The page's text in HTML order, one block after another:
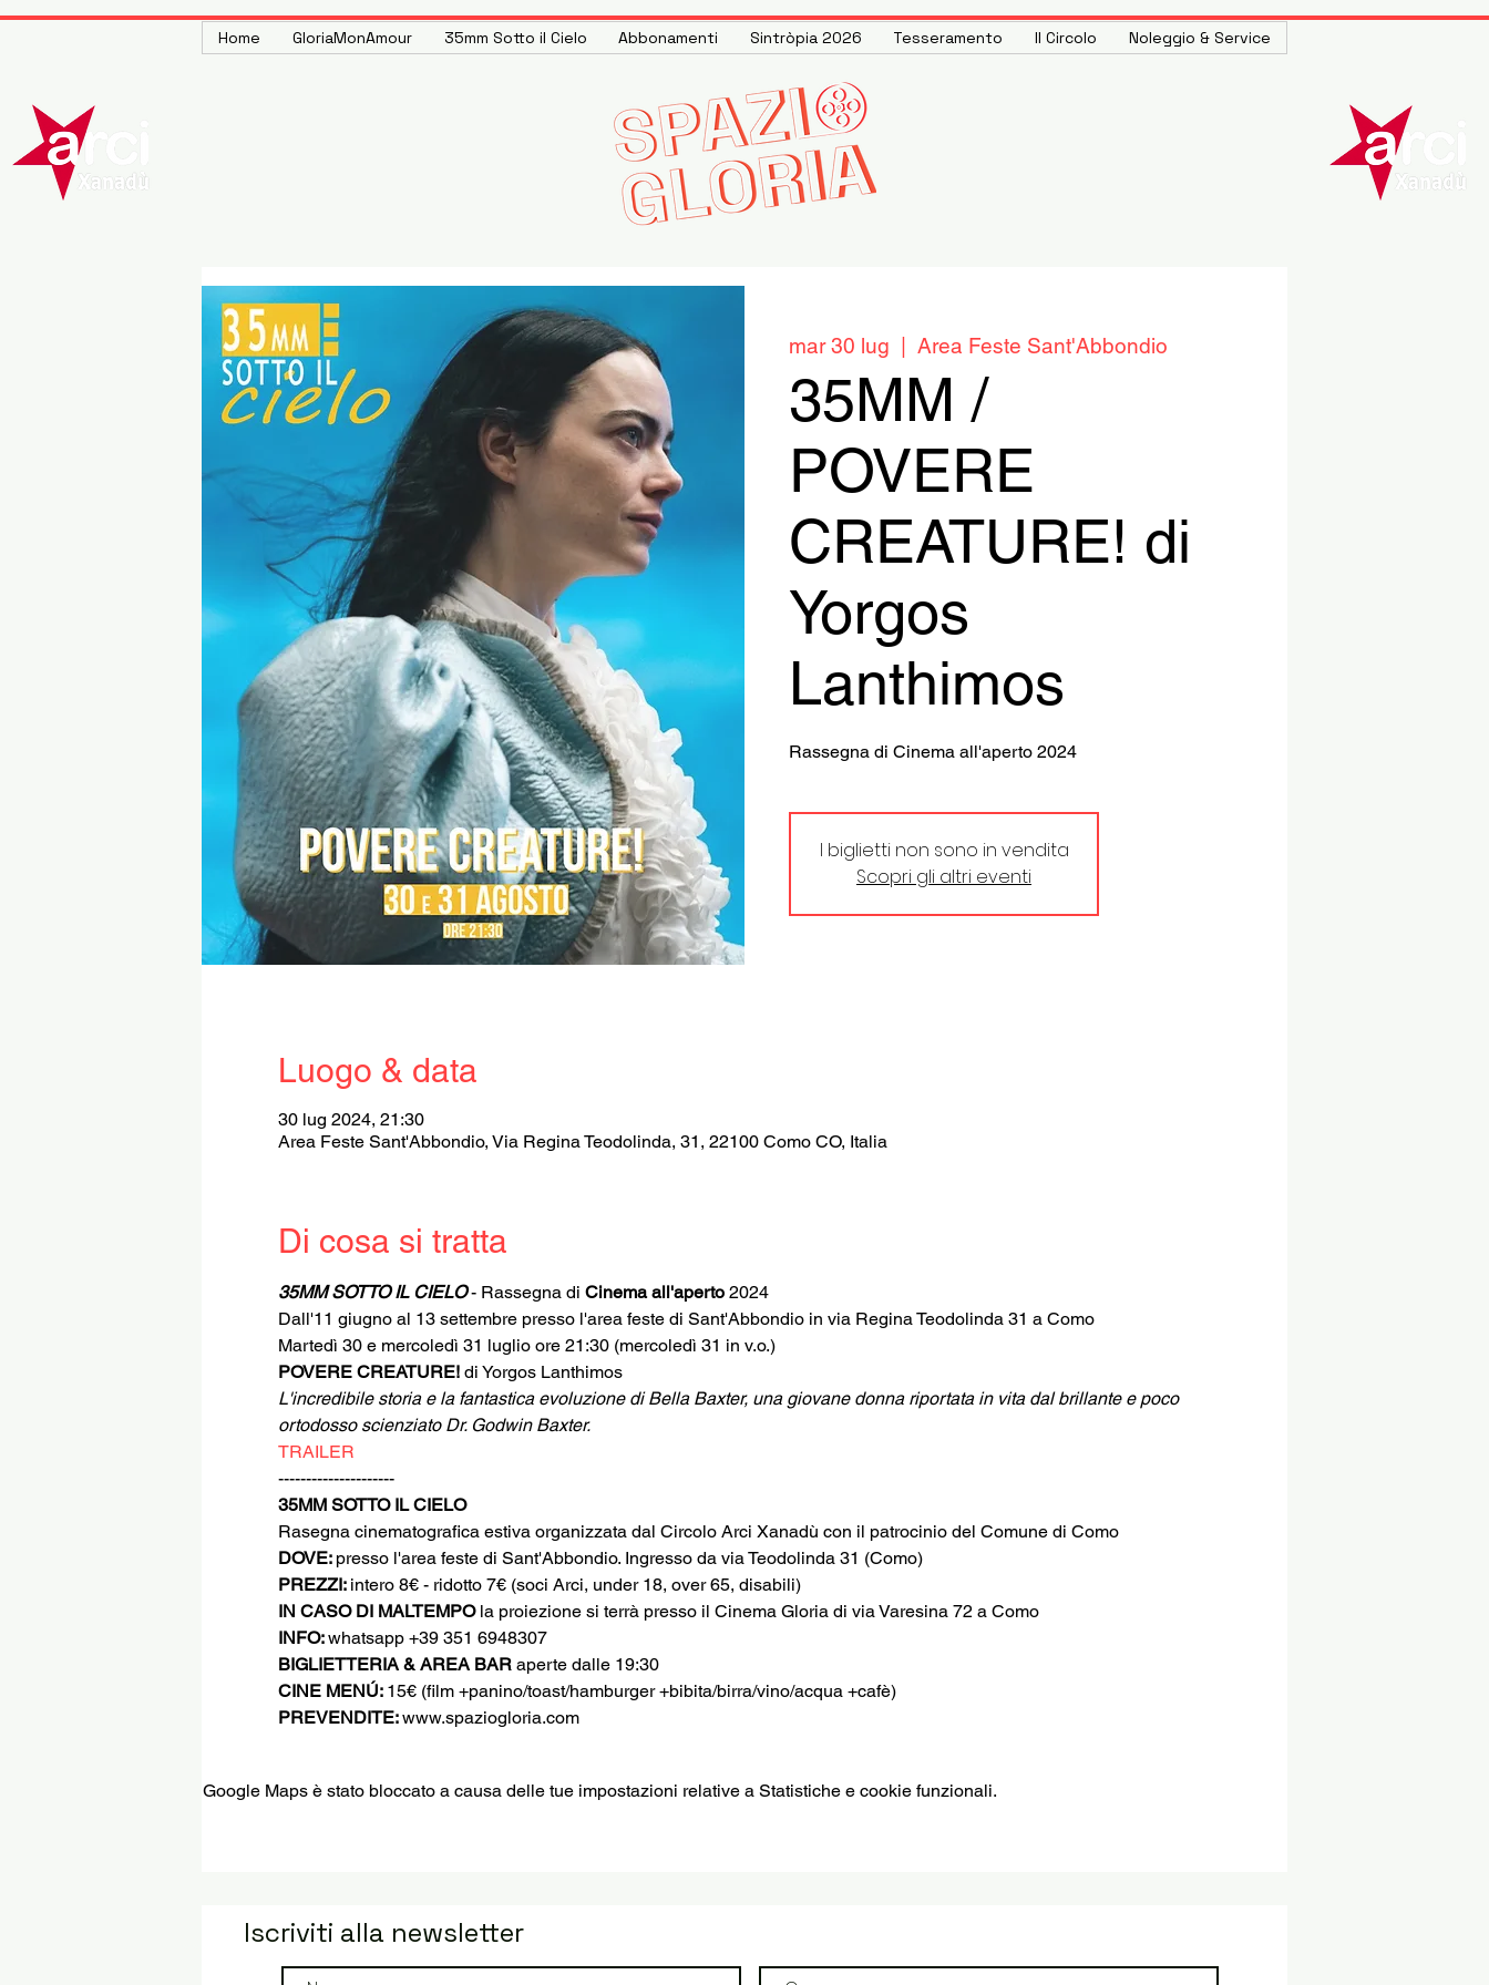
Home GloriaMonAmour 35mm Sotto il Cielo Abbonamenti Sintròpia 2026 Tesseramento Il Circolo Noleggio & Service
mar 30 lug Area Feste Sant'Abbondio
35MM /
POVERE
CREATURE! di
Yorgos
Lanthimos
Rassegna di Cinema all'aperto 2024
I biglietti non sono in vendita
Scopri gli altri eventi
Luogo & data
30 lug 2024, 21:30
Area Feste Sant'Abbondio, Via Regina Teodolinda, 31, 22100 Como CO, Italia
Di cosa si tratta
35MM SOTTO IL CIELO - Rassegna di Cinema all'aperto 2024
Dall'11 giugno al 13 settembre presso l'area feste di Sant'Abbondio in via Regina Teodolinda 31 a Como
Martedì 30 e mercoledì 31 luglio ore 21:30 (mercoledì 31 in v.o.)
POVERE CREATURE! di Yorgos Lanthimos
L'incredibile storia e la fantastica evoluzione di Bella Baxter, una giovane donna riportata in vita dal brillante e poco
ortodosso scienziato Dr. Godwin Baxter.
TRAILER
---------------------
35MM SOTTO IL CIELO
Rasegna cinematografica estiva organizzata dal Circolo Arci Xanadù con il patrocinio del Comune di Como
DOVE: presso l'area feste di Sant'Abbondio. Ingresso da via Teodolinda 31 (Como)
PREZZI: intero 8€ - ridotto 7€ (soci Arci, under 18, over 65, disabili)
IN CASO DI MALTEMPO la proiezione si terrà presso il Cinema Gloria di via Varesina 72 a Como
INFO: whatsapp +39 351 6948307
BIGLIETTERIA & AREA BAR aperte dalle 19:30
CINE MENÚ: 15€ (film +panino/toast/hamburger +bibita/birra/vino/acqua +cafè)
PREVENDITE: www.spaziogloria.com
Google Maps è stato bloccato a causa delle tue impostazioni relative a Statistiche e cookie funzionali.
Iscriviti alla newsletter